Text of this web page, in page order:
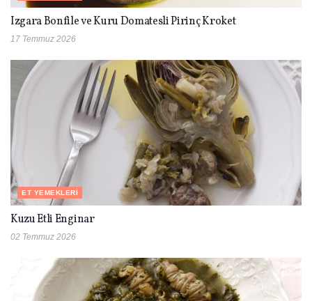
Izgara Bonfile ve Kuru Domatesli Pirinç Kroket
17 Temmuz 2026
ET YEMEKLERI
Kuzu Etli Enginar
02 Temmuz 2026